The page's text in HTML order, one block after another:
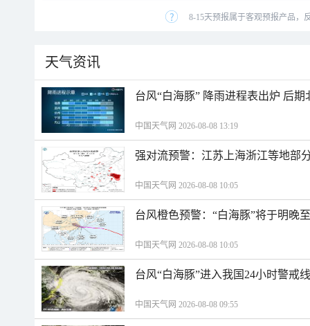
8-15天预报属于客观预报产品，
天气资讯
台风“白海豚” 降雨进程表出炉 后
中国天气网 2026-08-08 13:19
强对流预警：江苏上海浙江等地部
中国天气网 2026-08-08 10:05
台风橙色预警：“白海豚”将于明晚
中国天气网 2026-08-08 10:05
台风“白海豚”进入我国24小时警戒
中国天气网 2026-08-08 09:55